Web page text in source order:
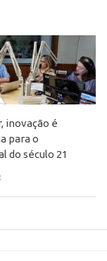
inovação é
para o
do século 21